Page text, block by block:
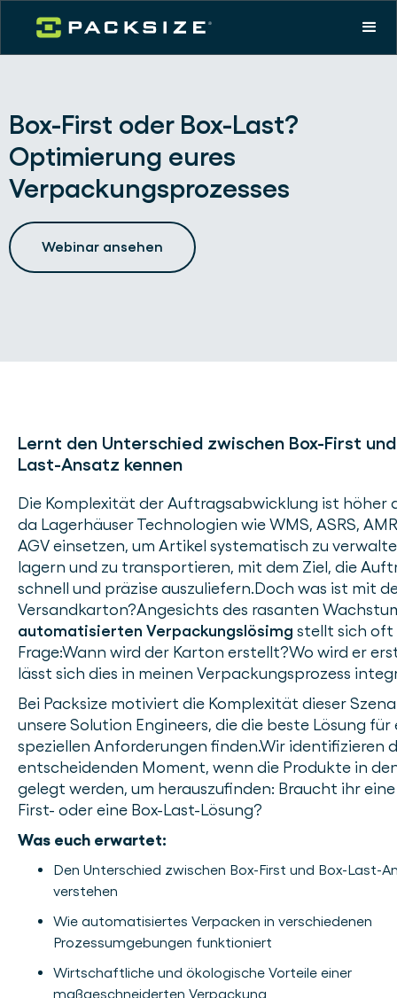
Box-First oder Box-Last?
Optimierung eures
Verpackungsprozesses
Webinar ansehen
Lernt den Unterschied zwischen Box-First
Last-Ansatz kennen
Die Komplexität der Auftragsabwicklung ist höher
da Lagerhäuser Technologien wie WMS, ASRS,
AGV einsetzen, um Artikel systematisch zu
lagern und zu transportieren, mit dem Ziel, die
schnell und präzise auszuliefern.Doch was ist mit
Versandkarton?Angesichts des rasanten
automatisierten Verpackungslösimg stellt sich oft
Frage:Wann wird der Karton erstellt?Wo wird er
lässt sich dies in meinen Verpackungsprozess
Bei Packsize motiviert die Komplexität dieser
unsere Solution Engineers, die die beste Lösung für
speziellen Anforderungen finden.Wir identifizieren
entscheidenden Moment, wenn die Produkte in
gelegt werden, um herauszufinden: Braucht ihr eine
First- oder eine Box-Last-Lösung?
Was euch erwartet:
Den Unterschied zwischen Box-First und Box-Last-
verstehen
Wie automatisiertes Verpacken in verschiedenen
Prozessumgebungen funktioniert
Wirtschaftliche und ökologische Vorteile einer
maßgeschneiderten Verpackung